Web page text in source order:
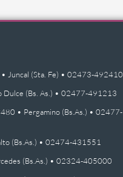
Juncal (Sta. Fe) • 02473-492410
Dulce (Bs. As.) • 02477-491213
• Pergamino (Bs.As.) • 02477-
(Bs.As.) • 02474-431551
(Bs.As.) • 02324-405000